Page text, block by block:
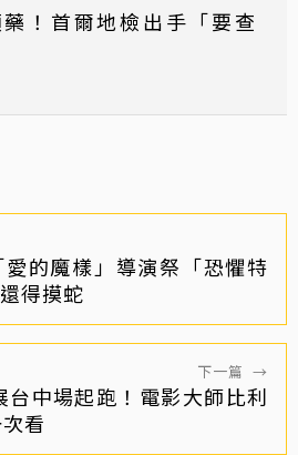
！首爾地檢出手「要查
的魔樣」導演祭「恐懼特
得摸蛇
下一篇 →
中場起跑！電影大師比利
看